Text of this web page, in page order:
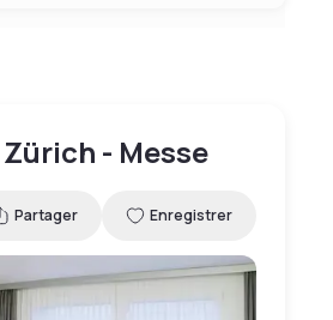
- Messe
Partager Enregistrer